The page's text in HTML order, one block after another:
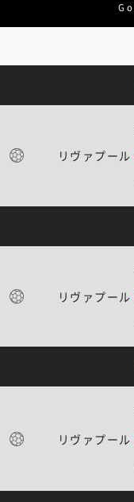
リヴァプール
リヴァプール
リヴァプール